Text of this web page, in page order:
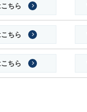
ちら
ちら
ちら